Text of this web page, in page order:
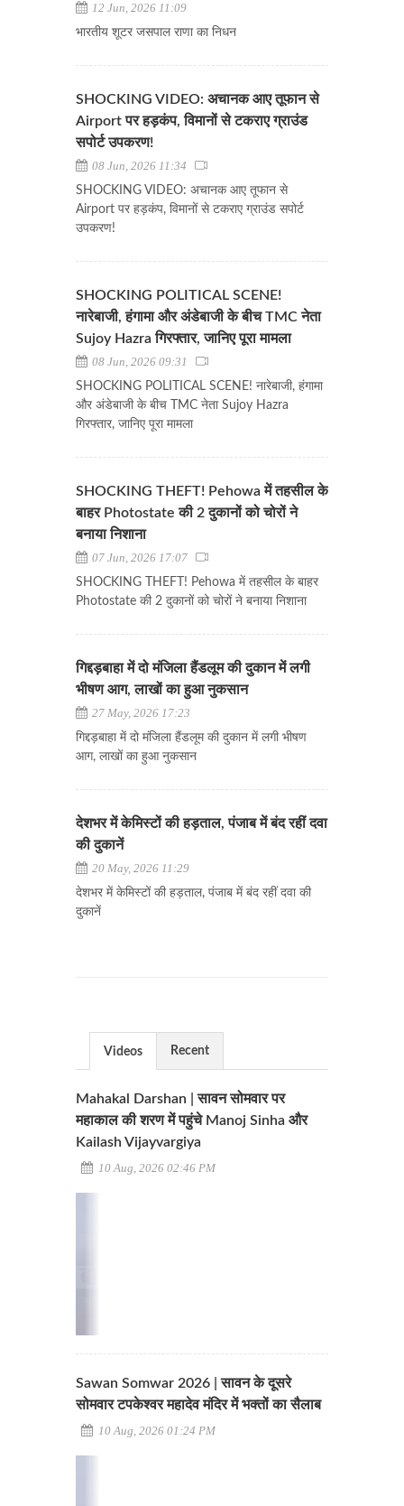
12 Jun, 2026 11:09
भारतीय शूटर जसपाल राणा का निधन
SHOCKING VIDEO: अचानक आए तूफान से
Airport पर हड़कंप, विमानों से टकराए ग्राउंड
सपोर्ट उपकरण!
08 Jun, 2026 11:34
SHOCKING VIDEO: अचानक आए तूफान से
Airport पर हड़कंप, विमानों से टकराए ग्राउंड सपोर्ट
उपकरण!
SHOCKING POLITICAL SCENE!
नारेबाजी, हंगामा और अंडेबाजी के बीच TMC नेता
Sujoy Hazra गिरफ्तार, जानिए पूरा मामला
08 Jun, 2026 09:31
SHOCKING POLITICAL SCENE! नारेबाजी, हंगामा
और अंडेबाजी के बीच TMC नेता Sujoy Hazra
गिरफ्तार, जानिए पूरा मामला
SHOCKING THEFT! Pehowa में तहसील के
बाहर Photostate की 2 दुकानों को चोरों ने
बनाया निशाना
07 Jun, 2026 17:07
SHOCKING THEFT! Pehowa में तहसील के बाहर
Photostate की 2 दुकानों को चोरों ने बनाया निशाना
गिद्दड़बाहा में दो मंजिला हैंडलूम की दुकान में लगी
भीषण आग, लाखों का हुआ नुकसान
27 May, 2026 17:23
गिद्दड़बाहा में दो मंजिला हैंडलूम की दुकान में लगी भीषण
आग, लाखों का हुआ नुकसान
देशभर में केमिस्टों की हड़ताल, पंजाब में बंद रहीं दवा
की दुकानें
20 May, 2026 11:29
देशभर में केमिस्टों की हड़ताल, पंजाब में बंद रहीं दवा की
दुकानें
Videos Recent
Mahakal Darshan | सावन सोमवार पर
महाकाल की शरण में पहुंचे Manoj Sinha और
Kailash Vijayvargiya
10 Aug, 2026 02:46 PM
Sawan Somwar 2026 | सावन के दूसरे
सोमवार टपकेश्वर महादेव मंदिर में भक्तों का सैलाब
10 Aug, 2026 01:24 PM